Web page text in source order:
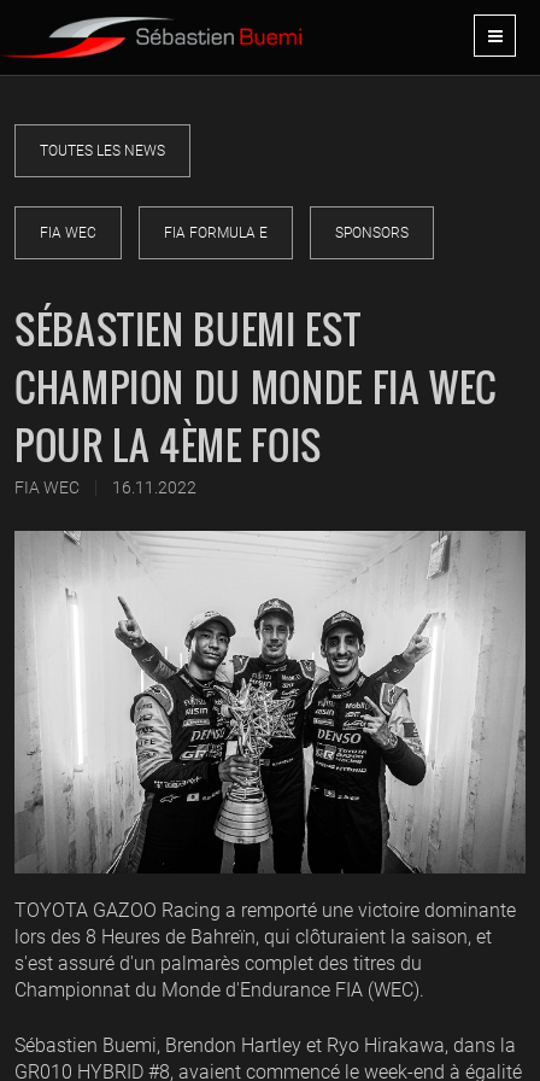
TOUTES LES NEWS
FIA WEC FIA FORMULA E SPONSORS
SÉBASTIEN BUEMI EST
CHAMPION DU MONDE FIA WEC
POUR LA 4ÈME FOIS
FIA WEC | 16.11.2022
TOYOTA GAZOO Racing a remporté une victoire dominante
lors des 8 Heures de Bahreïn, qui clôturaient la saison, et
s'est assuré d'un palmarès complet des titres du
Championnat du Monde d'Endurance FIA (WEC).
Sébastien Buemi, Brendon Hartley et Ryo Hirakawa, dans la
GR010 HYBRID #8, avaient commencé le week-end à égalité